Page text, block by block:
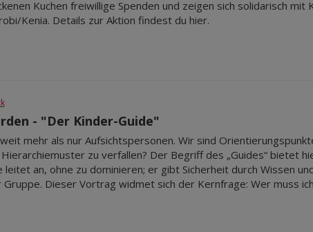
Kuchen freiwillige Spenden und zeigen sich solidarisch mit
Kenia. Details zur Aktion findest du hier.
- "Der Kinder-Guide"
mehr als nur Aufsichtspersonen. Wir sind
zu verfallen? Der Begriff des „Guides“ bietet
leitet an, ohne zu dominieren; er gibt Sicherheit durch Wissen
Dieser Vortrag widmet sich der Kernfrage: Wer muss